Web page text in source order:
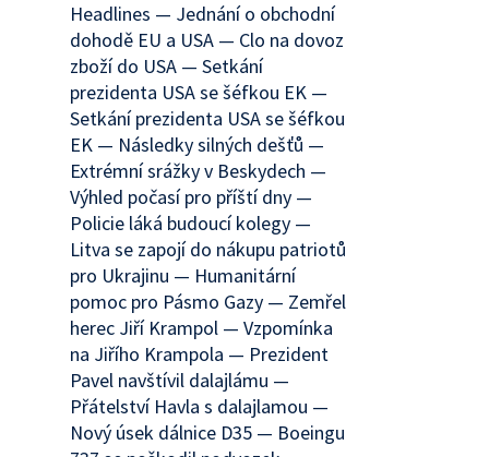
Headlines — Jednání o obchodní
dohodě EU a USA — Clo na dovoz
zboží do USA — Setkání
prezidenta USA se šéfkou EK —
Setkání prezidenta USA se šéfkou
EK — Následky silných dešťů —
Extrémní srážky v Beskydech —
Výhled počasí pro příští dny —
Policie láká budoucí kolegy —
Litva se zapojí do nákupu patriotů
pro Ukrajinu — Humanitární
pomoc pro Pásmo Gazy — Zemřel
herec Jiří Krampol — Vzpomínka
na Jiřího Krampola — Prezident
Pavel navštívil dalajlámu —
Přátelství Havla s dalajlamou —
Nový úsek dálnice D35 — Boeingu